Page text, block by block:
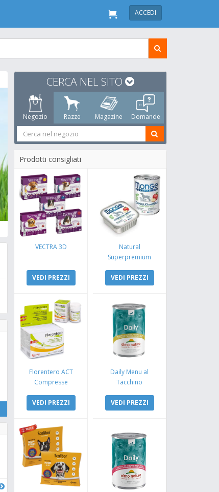
ACCEDI
CERCA NEL SITO
Negozio Razze Magazine Domande
Prodotti consigliati
VECTRA 3D
VEDI PREZZI
Natural
Superpremium
Coniglio e Mela
VEDI PREZZI
Florentero ACT
Compresse
VEDI PREZZI
Daily Menu al
Tacchino
VEDI PREZZI